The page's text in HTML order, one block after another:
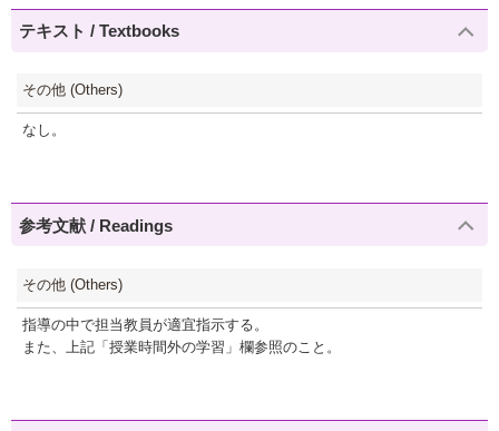
テキスト / Textbooks
その他 (Others)
なし。
参考文献 / Readings
その他 (Others)
指導の中で担当教員が適宜指示する。
また、上記「授業時間外の学習」欄参照のこと。